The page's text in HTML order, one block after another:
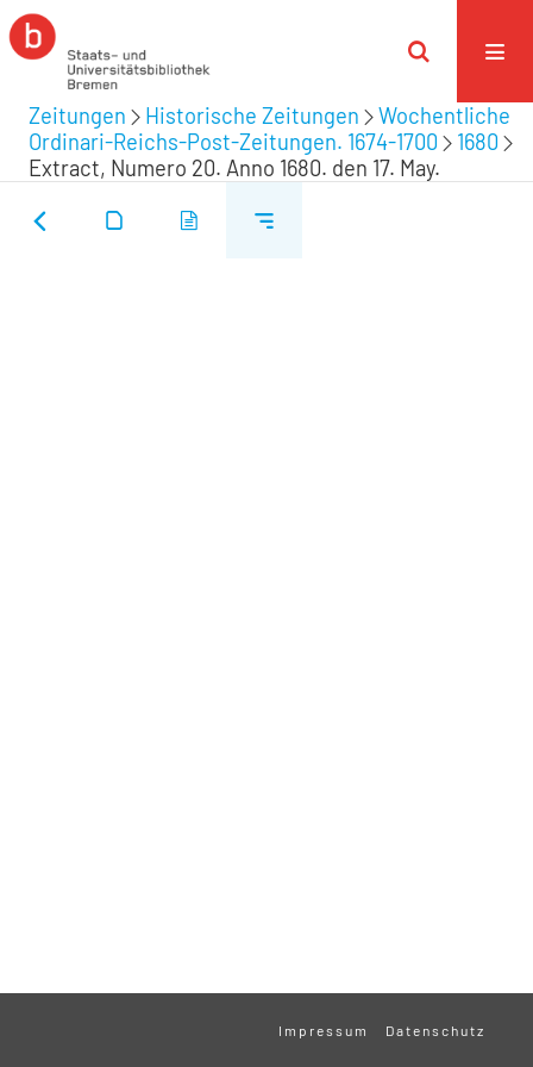
Zeitungen Historische Zeitungen
Wochentliche
Ordinari-Reichs-Post-Zeitungen. 1674-1700
1680
Extract, Numero 20. Anno 1680. den 17. May.
Impressum Datenschutz